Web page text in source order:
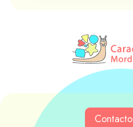
Contacto